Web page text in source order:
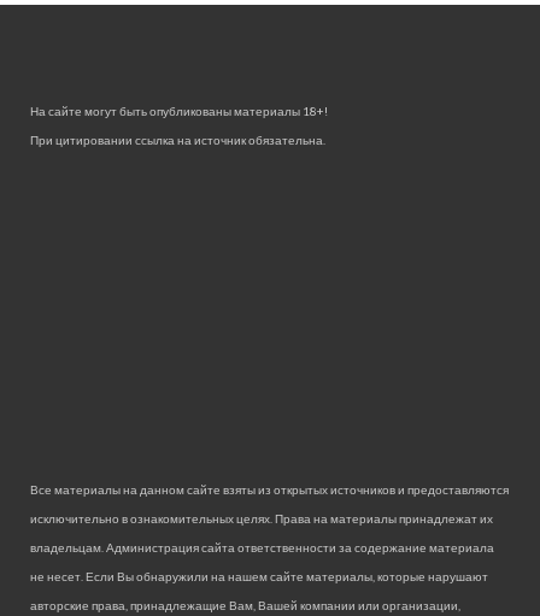
На сайте могут быть опубликованы материалы 18+!
При цитировании ссылка на источник обязательна.
Все материалы на данном сайте взяты из открытых источников и предоставляются
исключительно в ознакомительных целях. Права на материалы принадлежат их
владельцам. Администрация сайта ответственности за содержание материала
не несет. Если Вы обнаружили на нашем сайте материалы, которые нарушают
авторские права, принадлежащие Вам, Вашей компании или организации,